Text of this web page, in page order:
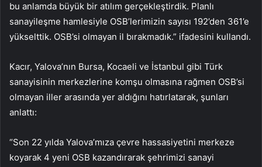
bu anlamda büyük bir atılım gerçekleştirdik. Planlı
sanayileşme hamlesiyle OSB’lerimizin sayısı 192’den 361’e
yükselttik. OSB’si olmayan il bırakmadık.” ifadesini kullandı.
Kacır, Yalova’nın Bursa, Kocaeli ve İstanbul gibi Türk
sanayisinin merkezlerine komşu olmasına rağmen OSB’si
olmayan iller arasında yer aldığını hatırlatarak, şunları
anlattı:
“Son 22 yılda Yalova’mıza çevre hassasiyetini merkeze
koyarak 4 yeni OSB kazandırarak şehrimizi sanayi